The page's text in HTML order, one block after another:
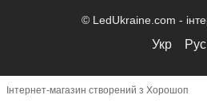
© LedUkraine.com -
Укр Рус
Інтернет-магазин створений з Хорошоп